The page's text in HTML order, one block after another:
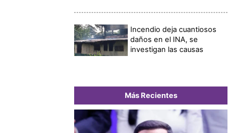
Incendio deja cuantiosos
daños en el INA, se
investigan las causas
Más Recientes